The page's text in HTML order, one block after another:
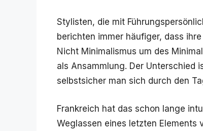
Stylisten, die mit
berichten immer häufiger, dass
Nicht Minimalismus um des
als Ansammlung. Der Unterschied
selbstsicher man sich durch den
Frankreich hat das schon lange
Weglassen eines letzten Elements